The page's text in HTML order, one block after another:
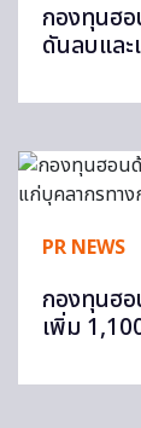
กองทุนฮอ
ดันลบแล
PR NEWS
กองทุนฮ
เพิ่ม